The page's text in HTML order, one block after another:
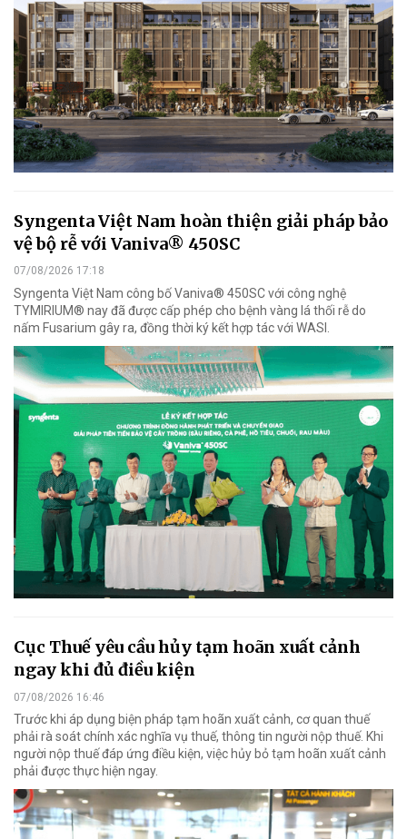
Syngenta Việt Nam hoàn thiện giải pháp bảo
vệ bộ rễ với Vaniva® 450SC
07/08/2026 17:18
Syngenta Việt Nam công bố Vaniva® 450SC với công nghệ
TYMIRIUM® nay đã được cấp phép cho bệnh vàng lá thối rễ do
nấm Fusarium gây ra, đồng thời ký kết hợp tác với WASI.
Cục Thuế yêu cầu hủy tạm hoãn xuất cảnh
ngay khi đủ điều kiện
07/08/2026 16:46
Trước khi áp dụng biện pháp tạm hoãn xuất cảnh, cơ quan thuế
phải rà soát chính xác nghĩa vụ thuế, thông tin người nộp thuế. Khi
người nộp thuế đáp ứng điều kiện, việc hủy bỏ tạm hoãn xuất cảnh
phải được thực hiện ngay.